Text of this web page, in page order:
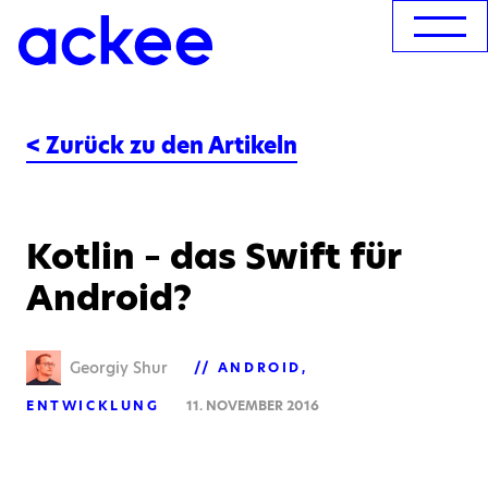
< Zurück zu den Artikeln
Kotlin – das Swift für
Android?
Georgiy Shur ANDROID
ENTWICKLUNG 11. NOVEMBER 2016